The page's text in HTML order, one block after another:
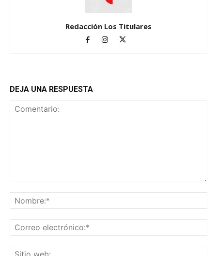
Redacción Los Titulares
DEJA UNA RESPUESTA